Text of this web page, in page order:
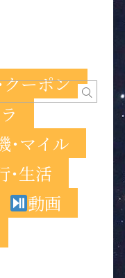
ーポン
･マイル
･生活
動画